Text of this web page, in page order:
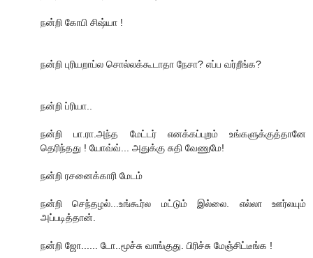
நன்றி கோபி சிஷ்யா !
நன்றி புரியறாப்ல சொல்லக்கூடாதா நேசா? எப்ப வர்றீங்க?
நன்றி ப்ரியா..
நன்றி பா.ரா.அந்த மேட்டர் எனக்கப்புறம் உங்களுக்குத்தானே
தெரிந்தது ! யோவ்வ்... அதுக்கு சுதி வேணுமே!
நன்றி ரசனைக்காரி மேடம்
நன்றி செந்தழல்...உங்கூர்ல மட்டும் இல்லை. எல்லா ஊர்லயும்
அப்படித்தான்.
நன்றி ஜோ...... டோ..மூச்சு வாங்குது. பிரிச்சு மேஞ்சிட்டீங்க !